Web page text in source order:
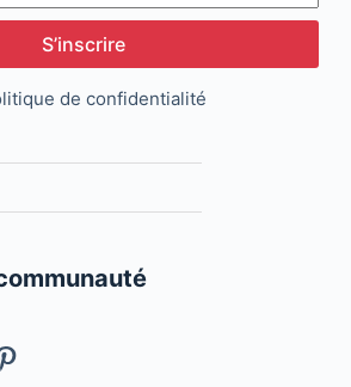
S’inscrire
de confidentialité